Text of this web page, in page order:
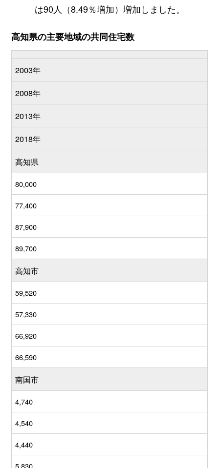
は90人（8.49％増加）増加しました。
高知県の主要地域の共同住宅数
2003年
2008年
2013年
2018年
高知県
80,000
77,400
87,900
89,700
高知市
59,520
57,330
66,920
66,590
南国市
4,740
4,540
4,440
5,830